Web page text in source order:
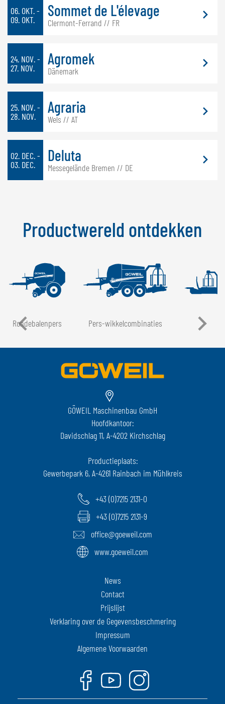
06. OKT. -
09. OKT.
Sommet de L'élevage
Clermont-Ferrand // FR
24. NOV. -
27. NOV.
Agromek
Dänemark
25. NOV. -
28. NOV.
Agraria
Wels // AT
02. DEC. -
03. DEC.
Deluta
Messegelände Bremen // DE
Productwereld ontdekken
Rondebalenpers Pers-wikkelcombinaties
GÖWEIL Maschinenbau GmbH
Hoofdkantoor:
Davidschlag 11, A-4202 Kirchschlag
Productieplaats:
Gewerbepark 6, A-4261 Rainbach im Mühlkreis
+43 (0)7215 2131-0
+43 (0)7215 2131-9
office@goeweil.com
www.goeweil.com
News
Contact
Prijslijst
Verklaring over de Gegevensbeschmering
Impressum
Algemene Voorwaarden